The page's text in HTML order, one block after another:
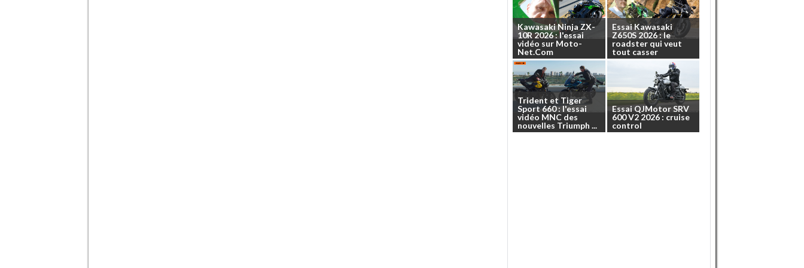
KawasakiNinja ZX-
10R2026: l'essai
vidéo sur Moto-
Net.Com
EssaiKawasaki
Z650S 2026:le
roadster qui veut
tout casser
Trident etTiger
Sport660:l'essai
vidéo MNC des
nouvelles Triumph ...
Essai QJMotorSRV
600V2 2026 : cruise
control